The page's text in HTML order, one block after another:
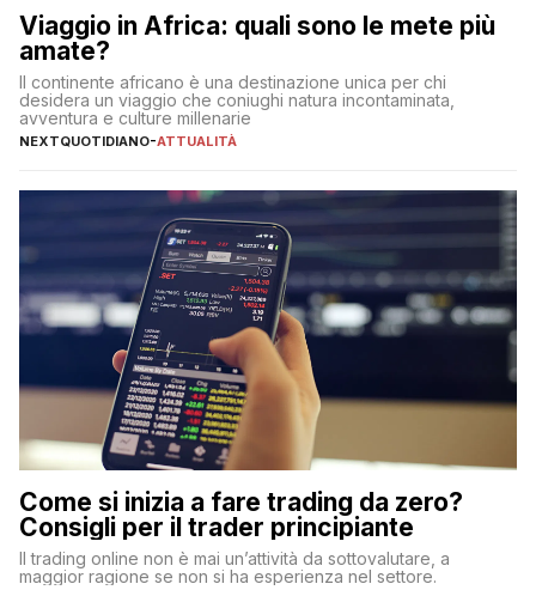
Viaggio in Africa: quali sono le mete più
amate?
Il continente africano è una destinazione unica per chi
desidera un viaggio che coniughi natura incontaminata,
avventura e culture millenarie
NEXTQUOTIDIANO-ATTUALITÀ
Come si inizia a fare trading da zero?
Consigli per il trader principiante
Il trading online non è mai un’attività da sottovalutare, a
maggior ragione se non si ha esperienza nel settore.